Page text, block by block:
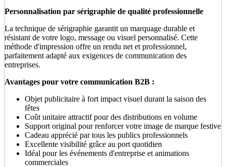
Personnalisation par sérigraphie de qualité professionnelle
La technique de sérigraphie garantit un marquage durable et
résistant de votre logo, message ou visuel personnalisé. Cette
méthode d'impression offre un rendu net et professionnel,
parfaitement adapté aux exigences de communication des
entreprises.
Avantages pour votre communication B2B :
Objet publicitaire à fort impact visuel durant la saison des
fêtes
Coût unitaire attractif pour des distributions en volume
Support original pour renforcer votre image de marque festive
Cadeau apprécié par tous les publics professionnels
Excellente visibilité grâce au port quotidien
Idéal pour les événements d'entreprise et animations
commerciales